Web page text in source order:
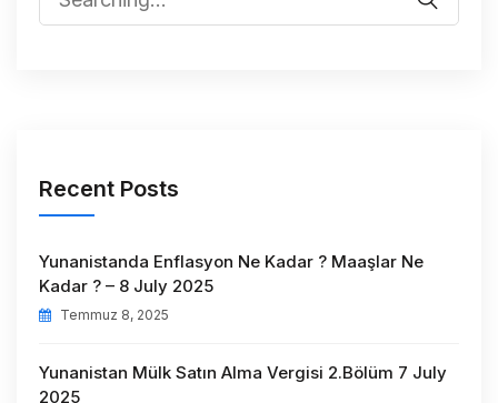
Recent Posts
Yunanistanda Enflasyon Ne Kadar ? Maaşlar Ne
Kadar ? – 8 July 2025
Temmuz 8, 2025
Yunanistan Mülk Satın Alma Vergisi 2.Bölüm 7 July
2025